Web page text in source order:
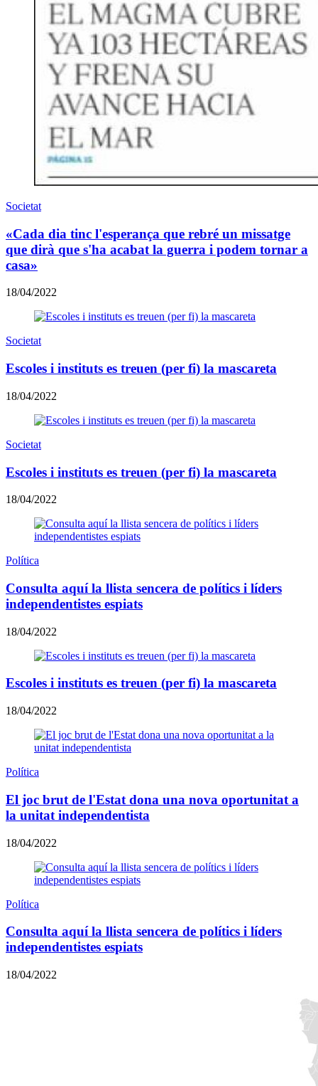
Societat
«Cada dia tinc l'esperança que rebré un missatge
que dirà que s'ha acabat la guerra i podem tornar a
casa»
18/04/2022
Societat
Escoles i instituts es treuen (per fi) la mascareta
18/04/2022
Societat
Escoles i instituts es treuen (per fi) la mascareta
18/04/2022
Política
Consulta aquí la llista sencera de polítics i líders
independentistes espiats
18/04/2022
Escoles i instituts es treuen (per fi) la mascareta
18/04/2022
Política
El joc brut de l'Estat dona una nova oportunitat a
la unitat independentista
18/04/2022
Política
Consulta aquí la llista sencera de polítics i líders
independentistes espiats
18/04/2022